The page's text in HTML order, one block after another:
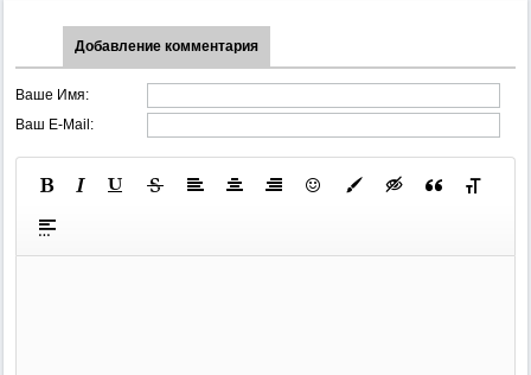
Добавление комментария
Ваше Имя:
Ваш E-Mail: